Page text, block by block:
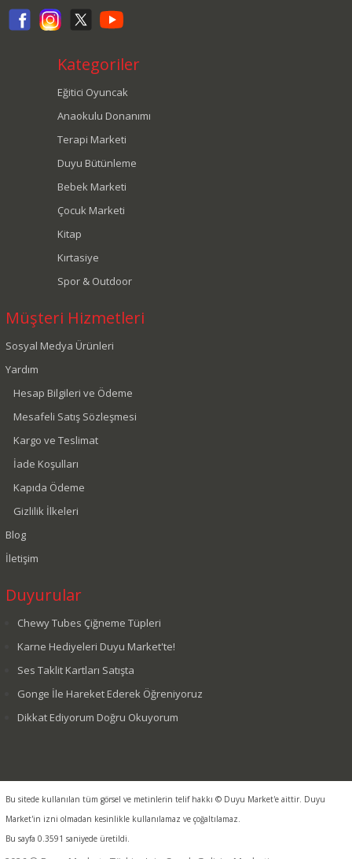
Kategoriler
Eğitici Oyuncak
Anaokulu Donanımı
Terapi Marketi
Duyu Bütünleme
Bebek Marketi
Çocuk Marketi
Kitap
Kırtasiye
Spor & Outdoor
Müşteri Hizmetleri
Sosyal Medya Ürünleri
Yardım
Hesap Bilgileri ve Ödeme
Mesafeli Satış Sözleşmesi
Kargo ve Teslimat
İade Koşulları
Kapıda Ödeme
Gizlilik İlkeleri
Blog
İletişim
Duyurular
Chewy Tubes Çiğneme Tüpleri
Karne Hediyeleri Duyu Market'te!
Ses Taklit Kartları Satışta
Gonge İle Hareket Ederek Öğreniyoruz
Dikkat Ediyorum Doğru Okuyorum
Bu sitede kullanılan tüm görsel ve metinlerin telif hakkı © Duyu Market'e aittir. Duyu
Market'in izni olmadan kesinlikle kullanılamaz ve çoğaltılamaz.
Bu sayfa 0.3591 saniyede üretildi.